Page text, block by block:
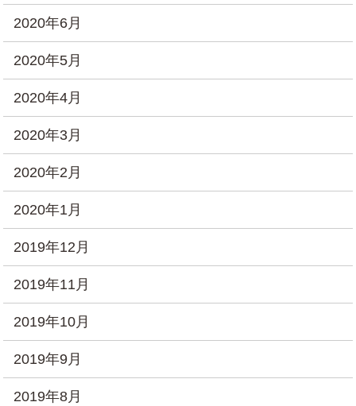
2020年6月
2020年5月
2020年4月
2020年3月
2020年2月
2020年1月
2019年12月
2019年11月
2019年10月
2019年9月
2019年8月